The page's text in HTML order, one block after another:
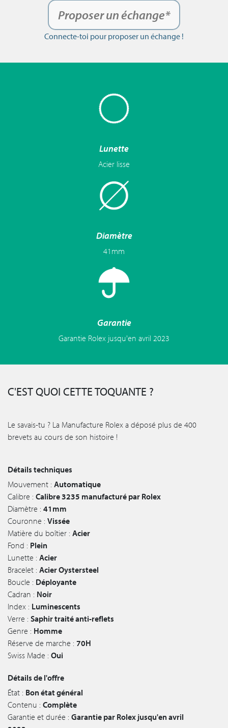
Proposer un échange*
Connecte-toi pour proposer un échange !
Lunette
Acier lisse
Diamètre
41mm
Garantie
Garantie Rolex jusqu'en avril 2023
C'EST QUOI CETTE TOQUANTE ?
Le savais-tu ? La Manufacture Rolex a déposé plus de 400
brevets au cours de son histoire !
Détails techniques
Mouvement : Automatique
Calibre : Calibre 3235 manufacturé par Rolex
Diamètre : 41mm
Couronne : Vissée
Matière du boîtier : Acier
Fond : Plein
Lunette : Acier
Bracelet : Acier Oystersteel
Boucle : Déployante
Cadran : Noir
Index : Luminescents
Verre : Saphir traité anti-reflets
Genre : Homme
Réserve de marche : 70H
Swiss Made : Oui
Détails de l'offre
État : Bon état général
Contenu : Complète
Garantie et durée : Garantie par Rolex jusqu'en avril